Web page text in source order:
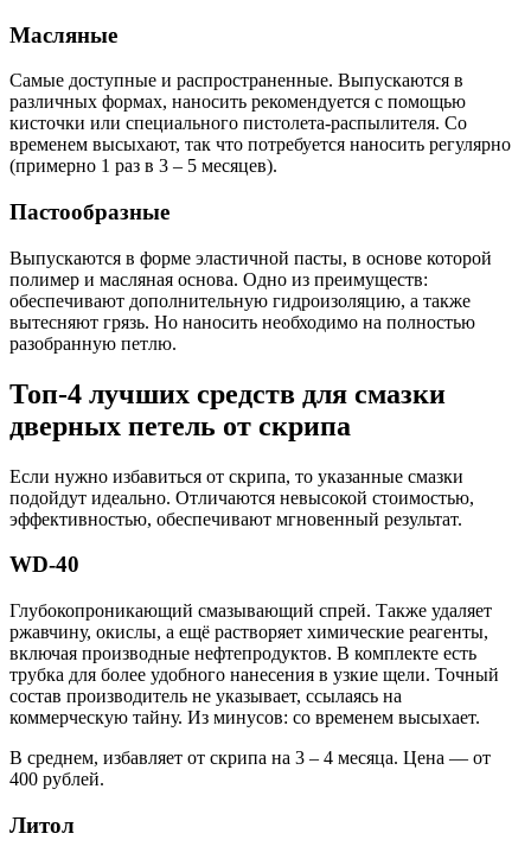
Масляные
Самые доступные и распространенные. Выпускаются в
различных формах, наносить рекомендуется с помощью
кисточки или специального пистолета-распылителя. Со
временем высыхают, так что потребуется наносить регулярно
(примерно 1 раз в 3 – 5 месяцев).
Пастообразные
Выпускаются в форме эластичной пасты, в основе которой
полимер и масляная основа. Одно из преимуществ:
обеспечивают дополнительную гидроизоляцию, а также
вытесняют грязь. Но наносить необходимо на полностью
разобранную петлю.
Топ-4 лучших средств для смазки
дверных петель от скрипа
Если нужно избавиться от скрипа, то указанные смазки
подойдут идеально. Отличаются невысокой стоимостью,
эффективностью, обеспечивают мгновенный результат.
WD-40
Глубокопроникающий смазывающий спрей. Также удаляет
ржавчину, окислы, а ещё растворяет химические реагенты,
включая производные нефтепродуктов. В комплекте есть
трубка для более удобного нанесения в узкие щели. Точный
состав производитель не указывает, ссылаясь на
коммерческую тайну. Из минусов: со временем высыхает.
В среднем, избавляет от скрипа на 3 – 4 месяца. Цена — от
400 рублей.
Литол